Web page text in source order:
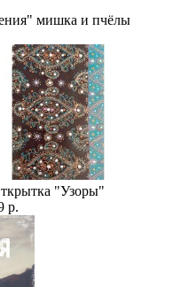
мишка и пчёлы
"Узоры"
р.